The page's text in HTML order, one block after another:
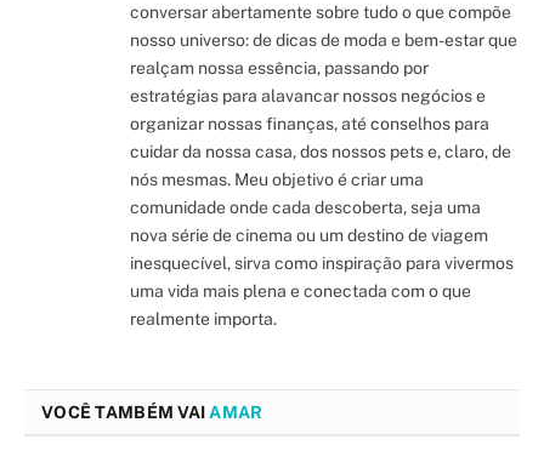
conversar abertamente sobre tudo o que compõe
nosso universo: de dicas de moda e bem-estar que
realçam nossa essência, passando por
estratégias para alavancar nossos negócios e
organizar nossas finanças, até conselhos para
cuidar da nossa casa, dos nossos pets e, claro, de
nós mesmas. Meu objetivo é criar uma
comunidade onde cada descoberta, seja uma
nova série de cinema ou um destino de viagem
inesquecível, sirva como inspiração para vivermos
uma vida mais plena e conectada com o que
realmente importa.
VOCÊ TAMBÉM VAI AMAR